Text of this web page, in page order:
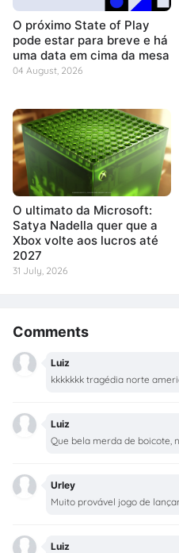
O próximo State of Play
pode estar para breve e há
uma data em cima da mesa
04 August, 2026
O ultimato da Microsoft:
Satya Nadella quer que a
Xbox volte aos lucros até
2027
31 July, 2026
Comments
Luiz
kkkkkkk tragédia norte
Luiz
Que bela merda de boicote,
Urley
Muito provável jogo de
Luiz